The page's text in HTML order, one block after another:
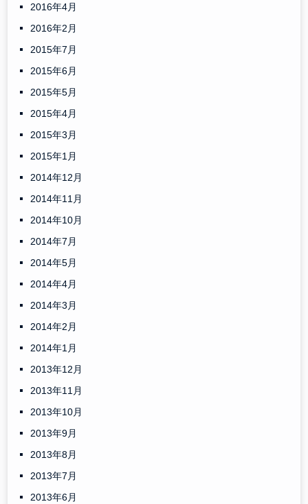
2016年4月
2016年2月
2015年7月
2015年6月
2015年5月
2015年4月
2015年3月
2015年1月
2014年12月
2014年11月
2014年10月
2014年7月
2014年5月
2014年4月
2014年3月
2014年2月
2014年1月
2013年12月
2013年11月
2013年10月
2013年9月
2013年8月
2013年7月
2013年6月